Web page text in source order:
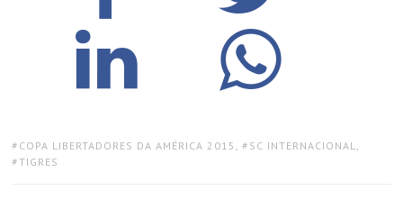
TAGS:
COPA LIBERTADORES DA AMÉRICA 2015 , SC INTERNACIONAL
TIGRES